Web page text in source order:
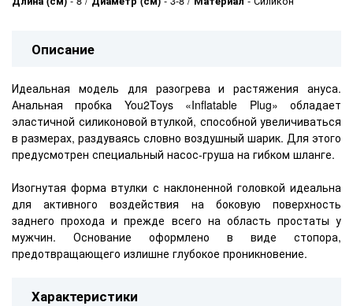
Описание
Идеальная модель для разогрева и растяжения ануса.
Анальная пробка You2Toys «Inflatable Plug» обладает
эластичной силиконовой втулкой, способной увеличиваться
в размерах, раздуваясь словно воздушный шарик. Для этого
предусмотрен специальный насос-груша на гибком шланге.
Изогнутая форма втулки с наклоненной головкой идеальна
для активного воздействия на боковую поверхность
заднего прохода и прежде всего на область простаты у
мужчин. Основание оформлено в виде стопора,
предотвращающего излишне глубокое проникновение.
Характеристики